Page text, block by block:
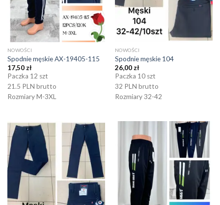
NOWOŚCI
Spodnie męskie AX-19405-115
17,50 zł
Paczka 12 szt
21.5 PLN brutto
Rozmiary M-3XL
NOWOŚCI
Spodnie męskie 104
26,00 zł
Paczka 10 szt
32 PLN brutto
Rozmiary 32-42